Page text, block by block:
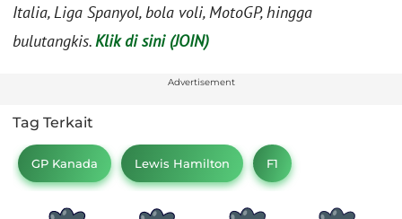
Italia, Liga Spanyol, bola voli, MotoGP, hingga
bulutangkis.Klik di sini (JOIN)
Advertisement
Tag Terkait
GP Kanada Lewis Hamilton F1